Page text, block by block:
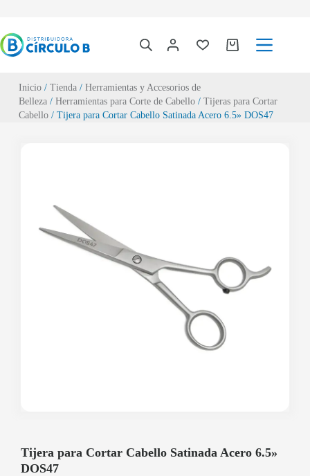
Inicio/ Tienda/ Herramientas y Accesorios de
Belleza/ Herramientas para Corte de Cabello/ Tijeras para Cortar
Cabello/ Tijera para Cortar Cabello Satinada Acero 6.5» DOS47
Tijera para Cortar Cabello Satinada Acero 6.5»
DOS47